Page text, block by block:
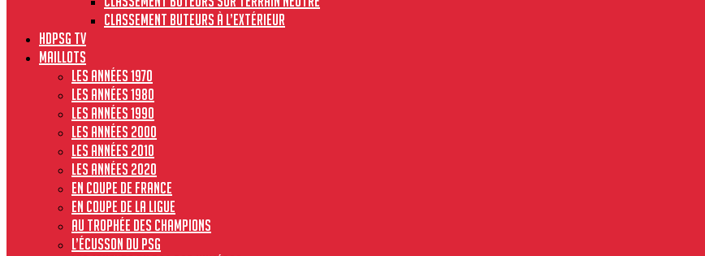
Classement buteurs à l’extérieur
HdPSG TV
MAILLOTS
Les années 1970
Les années 1980
Les années 1990
Les années 2000
Les années 2010
Les années 2020
En Coupe de France
En Coupe de la Ligue
Au Trophée des Champions
L’écusson du PSG